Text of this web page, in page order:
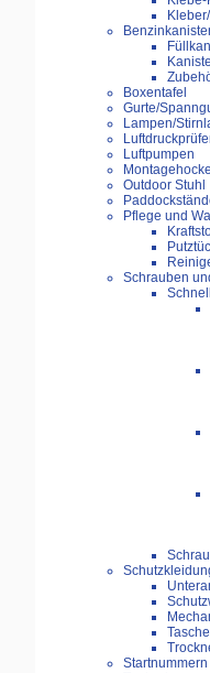
Boxentafel
Gurte/
Lampen/
Luftpumpen
Outdoor Stuhl
Pflege und
Schrauben
Startnummern